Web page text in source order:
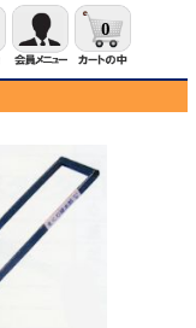
0